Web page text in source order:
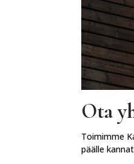
Ota
Toimimme
päälle